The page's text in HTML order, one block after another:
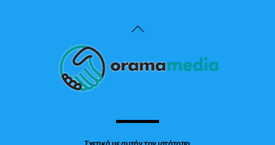
Back
Top